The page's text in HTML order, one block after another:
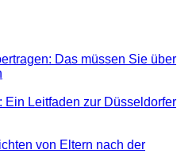
Das müssen Sie über
Ein Leitfaden zur Düsseldorfer
von Eltern nach der